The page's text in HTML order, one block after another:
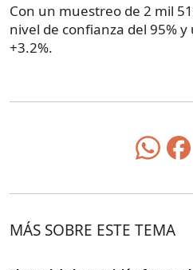
Con un muestreo de 2 mil
nivel de confianza del 95%
+3.2%.
MÁS SOBRE ESTE TEMA